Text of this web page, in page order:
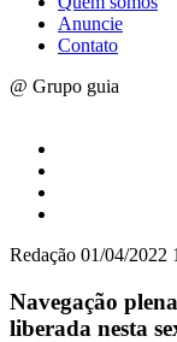
Anuncie
Contato
@ Grupo guia
Redação 01/04/2022
Navegação
liberada nesta